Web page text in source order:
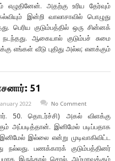
அதற்கு உரிய தேர்வும்
இன்றி வாலாசாவில் பொழுது
பெரிய குடும்பத்தில் ஒரு சின்னக்
ஆகையால் குடும்பச் சுமை
எங்கள் வீடு புதிது அல்ல; எனக்கும்
51
2022 No Comment
50. தொடர்ச்சி) அகல் விளக்கு
அப்படித்தான். இனிமேல் படிப்பதாக
இல்லை என்று முடிவாகிவிட்ட
நல்லது. பணக்காரக் குடும்பத்தினர்
இருந்தால் சொல். அம்மாவுக்கும்